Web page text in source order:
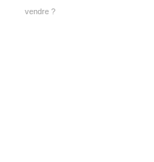
vendre ?